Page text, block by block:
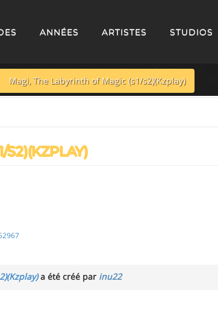
ANNÉES ARTISTES STUDIOS
Magi, The Labyrinth of Magic (s1/s2)(Kzplay)
S2)(KZPLAY)
a été créé par inu22